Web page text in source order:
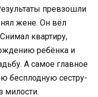
превзошли
жене. Он вёл
квартиру,
ребёнка и
А самое главное
бесплодную сестру-
милости.